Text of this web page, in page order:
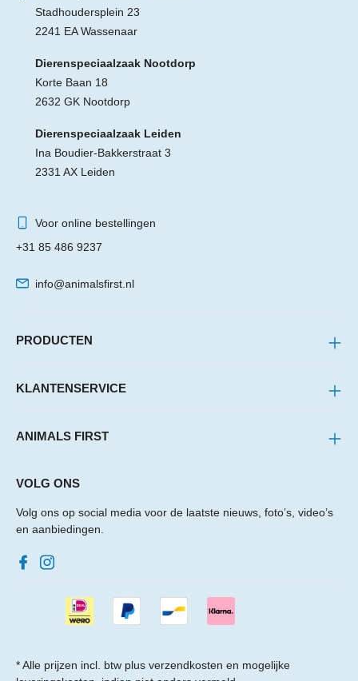
Stadhoudersplein 23
2241 EA Wassenaar
Dierenspeciaalzaak Nootdorp
Korte Baan 18
2632 GK Nootdorp
Dierenspeciaalzaak Leiden
Ina Boudier-Bakkerstraat 3
2331 AX Leiden
Voor online bestellingen
+31 85 486 9237
info@animalsfirst.nl
PRODUCTEN
KLANTENSERVICE
ANIMALS FIRST
VOLG ONS
Volg ons op social media voor de laatste nieuws, foto’s, video’s
en aanbiedingen.
* Alle prijzen incl. btw plus verzendkosten en mogelijke